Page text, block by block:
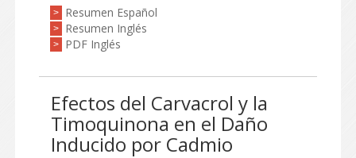
> Resumen Español
> Resumen Inglés
> PDF Inglés
Efectos del Carvacrol y la
Timoquinona en el Daño
Inducido por Cadmio